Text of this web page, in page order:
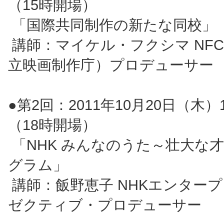
（15時開場）
「国際共同制作の新たな同校」
講師：マイケル・フクシマ
立映画制作庁）プロデューサー
●第2回：2011年10月20日（木
（18時開場）
「NHK みんなのうた～壮大な
グラム」
講師：飯野恵子 NHKエンター
ゼクティブ・プロデューサー